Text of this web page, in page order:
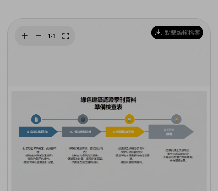
Visio替代方案
熱門話題
支援中心EdrawMax EdrawMind
點擊編輯檔案